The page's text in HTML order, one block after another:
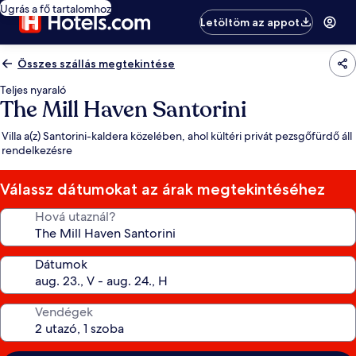
Ugrás a fő tartalomhoz
Letöltöm az appot
Összes szállás megtekintése
Teljes nyaraló
The Mill Haven Santorini
Villa a(z) Santorini-kaldera közelében, ahol kültéri privát pezsgőfürdő áll
rendelkezésre
Válassz dátumokat az árak megtekintéséhez
Hová utaznál?
Dátumok
Vendégek